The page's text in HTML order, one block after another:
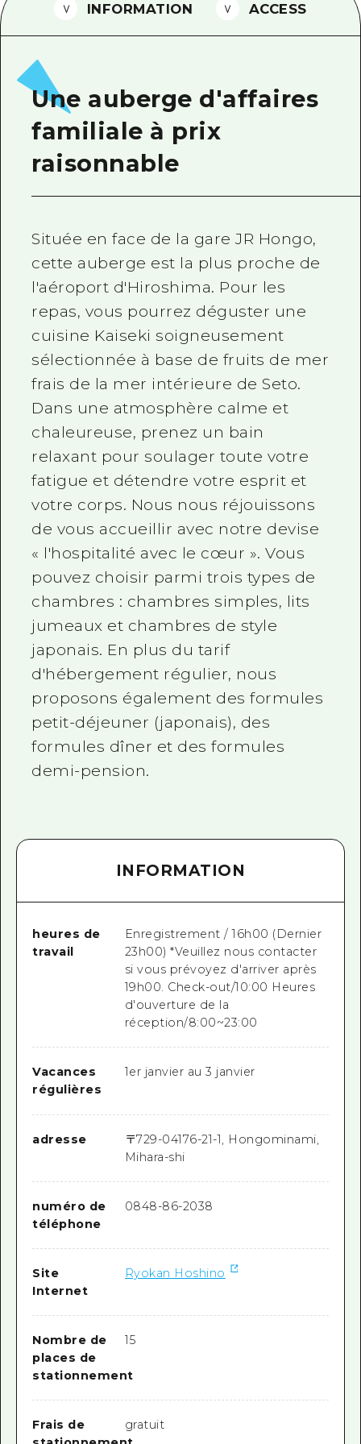
FAQ
Téléchargement de Photos
Informations sur le transport en
INFORMATION ACCESS
Une auberge d'affaires
familiale à prix
raisonnable
Située en face de la gare JR Hongo,
cette auberge est la plus proche de
l'aéroport d'Hiroshima. Pour les
repas, vous pourrez déguster une
cuisine Kaiseki soigneusement
sélectionnée à base de fruits de mer
frais de la mer intérieure de Seto.
Dans une atmosphère calme et
chaleureuse, prenez un bain
relaxant pour soulager toute votre
fatigue et détendre votre esprit et
votre corps. Nous nous réjouissons
de vous accueillir avec notre devise
« l'hospitalité avec le cœur ». Vous
pouvez choisir parmi trois types de
chambres : chambres simples, lits
jumeaux et chambres de style
japonais. En plus du tarif
d'hébergement régulier, nous
proposons également des formules
petit-déjeuner (japonais), des
formules dîner et des formules
demi-pension.
INFORMATION
heures de
travail
Enregistrement / 16h00 (Dernier
23h00) *Veuillez nous contacter
si vous prévoyez d'arriver après
19h00. Check-out/10:00 Heures
d'ouverture de la
réception/8:00~23:00
Vacances
régulières
1er janvier au 3 janvier
adresse 〒729-04176-21-1, Hongominami,
Mihara-shi
numéro de
téléphone
0848-86-2038
Site
Internet
Ryokan Hoshino
Nombre de
places de
stationnement
15
Frais de
gratuit